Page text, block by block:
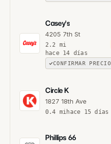
Casey's
4205 7th St
2.2 mi
hace 14 días
CONFIRMAR PRECIO
Circle K
1827 18th Ave
0.4 mihace 15 días
Phillips 66